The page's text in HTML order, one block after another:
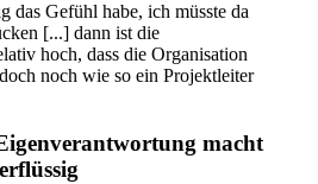
das Gefühl habe, ich müsste da
[...] dann ist die
hoch, dass die Organisation
noch wie so ein Projektleiter
macht